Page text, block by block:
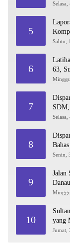
5
Sabtu,
6
63,
Diri
7
8
Senin,
9
Jalan
10
yang
Jumat,